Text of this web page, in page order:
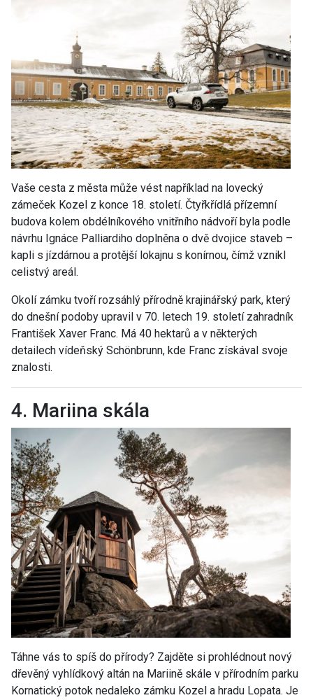
Vaše cesta z města může vést například na lovecký
zámeček Kozel z konce 18. století. Čtyřkřídlá přízemní
budova kolem obdélníkového vnitřního nádvoří byla podle
návrhu Ignáce Palliardiho doplněna o dvě dvojice staveb –
kapli s jízdárnou a protější lokajnu s konírnou, čímž vznikl
celistvý areál.
Okolí zámku tvoří rozsáhlý přírodně krajinářský park, který
do dnešní podoby upravil v 70. letech 19. století zahradník
František Xaver Franc. Má 40 hektarů a v některých
detailech vídeňský Schönbrunn, kde Franc získával svoje
znalosti.
4. Mariina skála
Táhne vás to spíš do přírody? Zajděte si prohlédnout nový
dřevěný vyhlídkový altán na Mariině skále v přírodním parku
Kornatický potok nedaleko zámku Kozel a hradu Lopata. Je